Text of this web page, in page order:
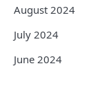
August 2024
July 2024
June 2024